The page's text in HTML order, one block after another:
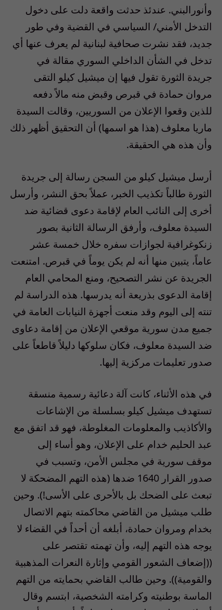
وأنورالبني. عندئذ حدثت واقعة دلت على دخول
التدخل الأمني/ السياسي في القضية وفي طور
جديد، فقد نشرت صحافية لبنانية لم يعرف عنها أي
تدخل في الشأن الداخلي السوري مقالة في
جريدة الثورة تقول فيها إن ميشيل كيلو التقى
مروان حمادة في قبرص وقبض منه مالاً دفعه
للذين وقعوا الإعلان من السوريين، وقالت السيدة
ماريا معلوف (هذا هو اسمها) أن التحقيق أظهر ذلك
وأن هذه هي الحقيقة.
أرسل ميشيل كيلو من السجن رسالة إلى جريدة
الثورة طالباً تكذيب الخبر، عملاً بحق النشر، وأرسل
أخرى إلى النائب العام لإقامة دعوى قضائية ضد
السيدة معلوف، وأرفق الرسالة الثانية بصور
زنكوغرافية لجوازات سفره خلال خمسة عشر
عاماً، يتبين منها أنه لم يكن يوماً في قبرص. امتنعت
الجريدة عن نشر التصحيح، ومنع المحامي العام
إقامة الدعوى بذريعة أنه يدرسها. هذه الدراسة لم
تنته إلى اليوم وقد منعت أجهزة النيابات العامة في
جميع مدن سورية موقعي الإعلان من إقامة دعاوى
ضد السيدة معلوف، فكان سلوكها دليلاً قاطعاً على
صدور تعليمات مركزية إليها.
في هذه الأثناء، كانت آلة دعائية رسمية منسقة
تستهدف ميشيل كيلو بسلسلة من الإشاعات
والأكاذيب والمعلومات المغلوطة، فهو قد اتفق مع
عبد الحليم خدام على الإعلان، وهو أساء إلى
موقف سورية في مجلس الأمن، وتسبب في
صدور القرار 1640 ضدها (هذه التهم المضحكة لا
تبعث على الضحك بل بالأحرى على الأسى!). وحين
طلب ميشيل من القاضي محاكمته بتهم الاتصال
بخدام ومروان حمادة، أبلغه أن أحداً في القضاء لا
يوجه هذه التهم إليه، وأن تهمته تقتصر على
((إضعاف الشعور القومي وإثارة النعرات المذهبية
والقومية)). وحين طالب القاضي بحمايته من التهم
الماسة بوطنيته وكرامته الشخصية، ابتسم وقال